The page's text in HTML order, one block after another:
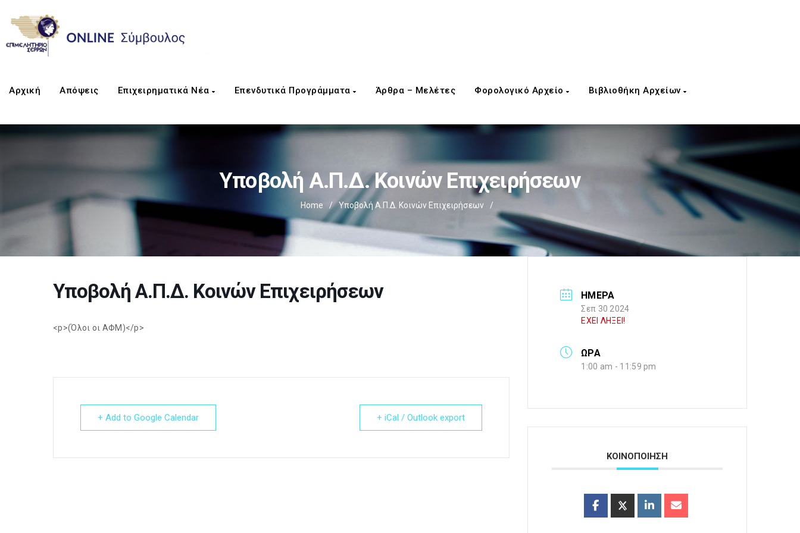
Αρχική Απόψεις Επιχειρηματικά Νέα Επενδυτικά Προγράμματα Άρθρα – Μελέτες Φορολογικό Αρχείο Βιβλιοθήκη Αρχείων
Υποβολή Α.Π.Δ. Κοινών Επιχειρήσεων
Home / Υποβολή Α.Π.Δ. Κοινών Επιχειρήσεων /
Υποβολή Α.Π.Δ. Κοινών Επιχειρήσεων
<p>(Όλοι οι ΑΦΜ)</p>
+ Add to Google Calendar + iCal / Outlook export
ΗΜΕΡΑ
Σεπ 30 2024
ΕΧΕΙ ΛΗΞΕΙ!
ΩΡΑ
1:00 am - 11:59 pm
ΚΟΙΝΟΠΟΙΗΣΗ